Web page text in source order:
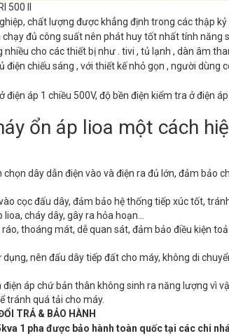
500 II
chất lượng được khẳng định trong các thập
đủ công suất nên phát huy tốt nhất tính năng
cho các thiết bị như . tivi , tủ lạnh , dàn âm
điện chiếu sáng , với thiết kế nhỏ gọn , người
điện áp 1 chiều 500V, độ bền điện kiểm tra ở điện
ổn áp lioa một cách
chọn dây dẫn điện vào và điện ra đủ lớn, đảm bảo
cọc đấu dây, đảm bảo hệ thống tiếp xúc tốt,
cháy dây, gây ra hỏa hoạn...
thoáng mát, dễ quan sát, đảm bảo điều kiện
nên đấu dây tiếp đất cho máy, không di
điện áp chứ bản thân không sinh ra năng lượng vì
tránh quá tải cho máy.
TRẢ & BẢO HÀNH
1 pha được bảo hành toàn quốc tại các chi